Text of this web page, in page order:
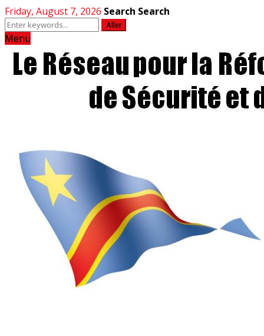
Friday, August 7, 2026 Search Search
Aller
Menu